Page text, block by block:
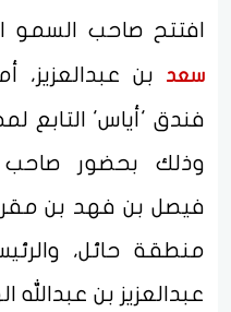
افتتح صاحب السمو
سعد
بن عبدالعزيز،
فندق 'أياس' التابع
وذلك بحضور صاحب
فيصل بن فهد بن مقرن
منطقة حائل،
عبدالعزيز بن عبدالله